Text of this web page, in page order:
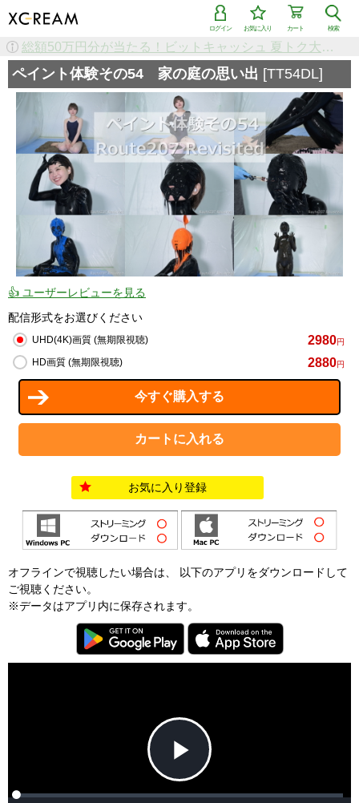
検索
カート
お気に入り
ログイン
検索で「条件を追加して絞り込む」機能を追加しました！
ペイント体験その54 家の庭の思い出 [TT54DL]
👍 ユーザーレビューを見る
配信形式をお選びください
UHD(4K)画質 (無期限視聴) 2980円
HD画質 (無期限視聴) 2880円
お気に入り登録
オフラインで視聴したい場合は、 以下のアプリをダウンロードして
ご視聴ください。
※データはアプリ内に保存されます。
P
L
P